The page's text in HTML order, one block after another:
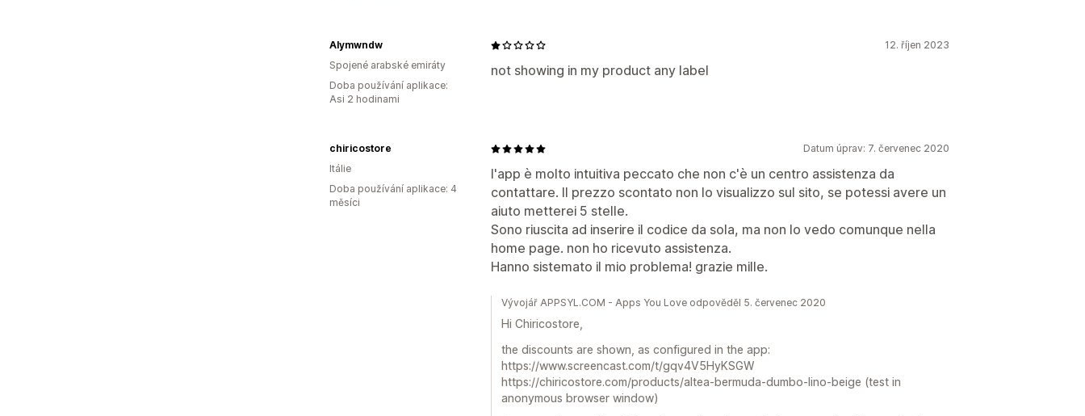
12. říjen 2023
not showing in my product any label
Alymwndw
Spojené arabské emiráty
Doba používání aplikace:
Asi 2 hodinami
Datum úprav: 7. červenec 2020
l'app è molto intuitiva peccato che non c'è un centro assistenza da
contattare. Il prezzo scontato non lo visualizzo sul sito, se potessi avere un
aiuto metterei 5 stelle.
Sono riuscita ad inserire il codice da sola, ma non lo vedo comunque nella
home page. non ho ricevuto assistenza.
Hanno sistemato il mio problema! grazie mille.
chiricostore
Itálie
Doba používání aplikace: 4
měsíci
Vývojář APPSYL.COM - Apps You Love odpověděl 5. červenec 2020
Hi Chiricostore,
the discounts are shown, as configured in the app:
https://www.screencast.com/t/gqv4V5HyKSGW
https://chiricostore.com/products/altea-bermuda-dumbo-lino-beige (test in
anonymous browser window)